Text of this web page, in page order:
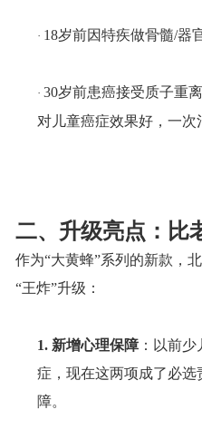
· 18岁前因特疾做骨髓/器
· 30岁前患癌接受质子重
对儿童癌症效果好，一次
二、升级亮点：比
作为“大黄蜂”系列的新款，
“王炸”升级：
1. 新增心理保障：以前少
症，现在这两项成了必选
障。